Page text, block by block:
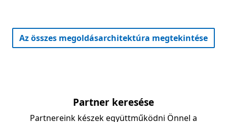
https://go.microsoft.com/fwlink/
Az összes megoldásarchitektúra megtekintése
Partner keresése
Partnereink készek együttműködni Önnel a